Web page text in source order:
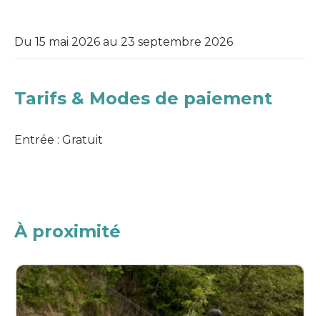
Du 15 mai 2026 au 23 septembre 2026
Tarifs & Modes de paiement
Entrée : Gratuit
À proximité